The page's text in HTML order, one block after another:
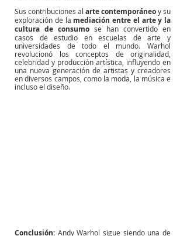
Sus contribuciones al arte contemporáneoy su
exploración de la mediación entre el arte y la
cultura de consumo se han convertido en
casos de estudio en escuelas de arte y
universidades de todo el mundo. Warhol
revolucionó los conceptos de originalidad,
celebridad y producción artística, influyendo en
una nueva generación de artistas y creadores
en diversos campos, como la moda, la música e
incluso el diseño.
Conclusión: Andy Warhol sigue siendo una de